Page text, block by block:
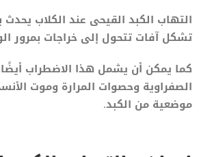
التهاب الكبد القيحى عند الكلاب
تشكل آفات تتحول إلى خراجات بمرور
كما يمكن أن يشمل هذا الاضطراب أيضًا
الصفراوية وحصوات المرارة وموت
موضعية من الكبد.